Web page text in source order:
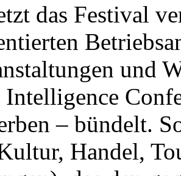
das Festival
und
– bündelt.
Handel,